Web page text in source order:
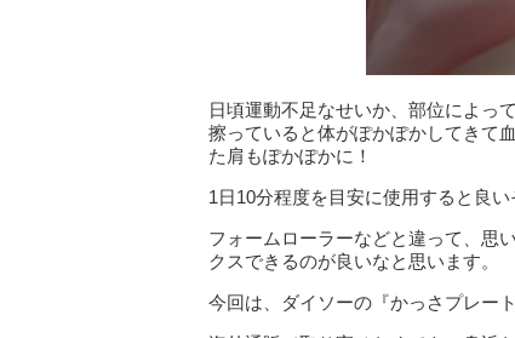
日頃運動不足なせいか、部位によっ
擦っていると体がぽかぽかしてきて
た肩もぽかぽかに！
1日10分程度を目安に使用すると良
フォームローラーなどと違って、思
クスできるのが良いなと思います。
今回は、ダイソーの『かっさプレー